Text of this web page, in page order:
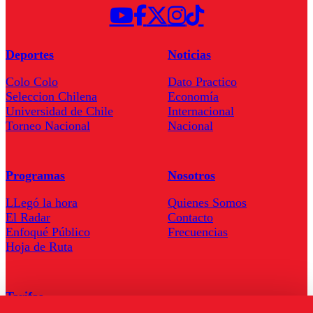
Deportes
Colo Colo
Seleccion Chilena
Universidad de Chile
Torneo Nacional
Noticias
Dato Practico
Economía
Internacional
Nacional
Programas
LLegó la hora
El Radar
Enfoqué Público
Hoja de Ruta
Nosotros
Quienes Somos
Contacto
Frecuencias
Tarifas